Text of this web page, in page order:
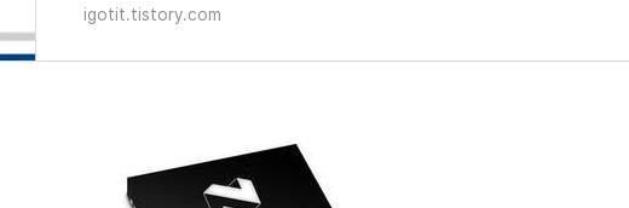
igotit.tistory.com